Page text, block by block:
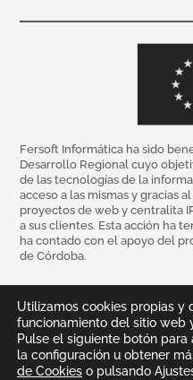
Fersoft Informática ha sido
Desarrollo Regional cuyo
de las tecnologías de la
acceso a las mismas y gracias
proyectos de web y centralita
a sus clientes. Esta acción ha
ha contado con el apoyo del
de Córdoba.
Utilizamos cookies propias y
funcionamiento del sitio web
Pulse el siguiente botón
la configuración u obtener
de Cookies o pulsando